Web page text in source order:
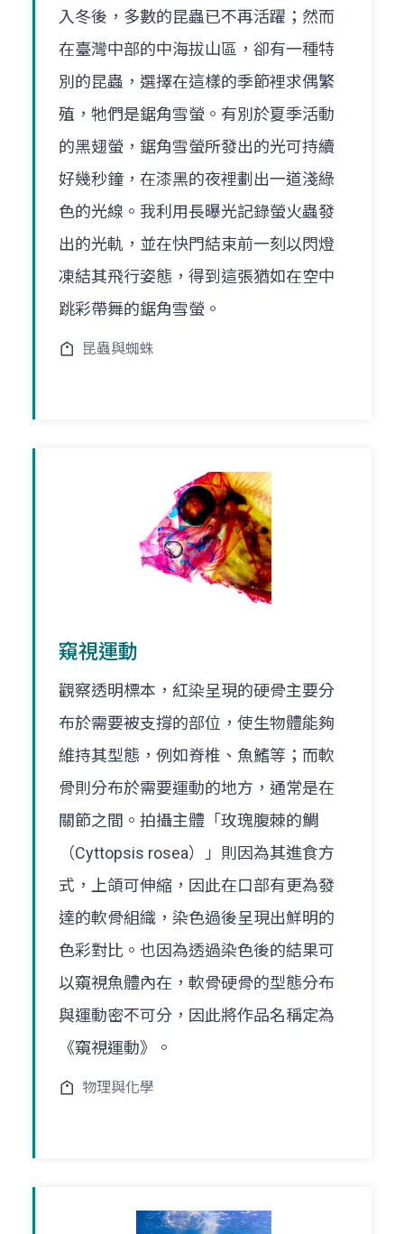
入冬後，多數的昆蟲已不再活躍；然而
在臺灣中部的中海拔山區，卻有一種特
別的昆蟲，選擇在這樣的季節裡求偶繁
殖，牠們是鋸角雪螢。有別於夏季活動
的黑翅螢，鋸角雪螢所發出的光可持續
好幾秒鐘，在漆黑的夜裡劃出一道淺綠
色的光線。我利用長曝光記錄螢火蟲發
出的光軌，並在快門結束前一刻以閃燈
凍結其飛行姿態，得到這張猶如在空中
跳彩帶舞的鋸角雪螢。
昆蟲與蜘蛛
窺視運動
觀察透明標本，紅染呈現的硬骨主要分
布於需要被支撐的部位，使生物體能夠
維持其型態，例如脊椎、魚鰭等；而軟
骨則分布於需要運動的地方，通常是在
關節之間。拍攝主體「玫瑰腹棘的鯛
（Cyttopsis rosea）」則因為其進食方
式，上頜可伸縮，因此在口部有更為發
達的軟骨組織，染色過後呈現出鮮明的
色彩對比。也因為透過染色後的結果可
以窺視魚體內在，軟骨硬骨的型態分布
與運動密不可分，因此將作品名稱定為
《窺視運動》。
物理與化學